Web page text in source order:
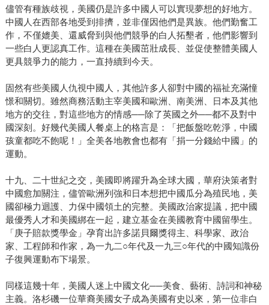
儘管有種族歧視，美國仍是許多中國人可以實現夢想的好地方。
中國人在西部各地受到排擠，並非僅因他們是異族。他們勤奮工
作，不僅媲美、還威脅到與他們競爭的白人拓墾者，他們影響到
一些白人更認真工作。這種在美國茁壯成長、並促使整體美國人
更具競爭力的能力，一直持續到今天。
固然有些美國人仇視中國人，其他許多人卻對中國的福祉充滿憧
憬和關切。雖然商務活動主宰美國和歐洲、南美洲、日本及其他
地方的交往，對這些地方的情感──除了英國之外──都不及對中
國深刻。好幾代美國人餐桌上的格言是：「把飯盤吃乾淨，中國
孩童都吃不飽呢！」全美各地教會也都有「捐一分錢給中國」的
運動。
十九、二十世紀之交，美國即將躍升為全球大國，華府決策者對
中國愈加關注，儘管歐洲列強和日本想把中國瓜分為殖民地，美
國卻極力迴護、力保中國領土的完整。美國政治家提議，把中國
最優秀人才和美國綁在一起，建立基金在美國教育中國留學生。
「庚子賠款獎學金」孕育出許多諾貝爾獎得主、科學家、政治
家、工程師和作家，為一九二○年代及一九三○年代的中國知識份
子復興運動布下場景。
同樣這幾十年，美國人迷上中國文化──美食、藝術、詩詞和神秘
主義。洛杉磯一位華裔美國女子成為美國有史以來，第一位非白